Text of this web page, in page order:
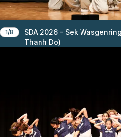
1/8
SDA 2026 - Sek
Thanh Do)